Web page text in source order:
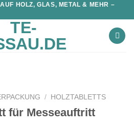
HOLZ, GLAS, METAL & MEHR –
/ HOLZTABLETTS
für Messeauftritt